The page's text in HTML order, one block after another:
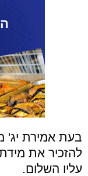
בעת אמירת יג'
להזכיר את
עליו השלום.